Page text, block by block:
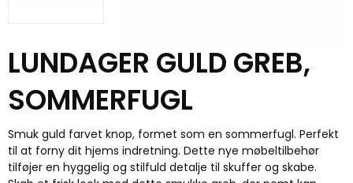
LUNDAGER GULD GREB,
SOMMERFUGL
Smuk guld farvet knop, formet som en sommerfugl. Perfekt
til at forny dit hjems indretning. Dette nye møbeltilbehør
tilføjer en hyggelig og stilfuld detalje til skuffer og skabe.